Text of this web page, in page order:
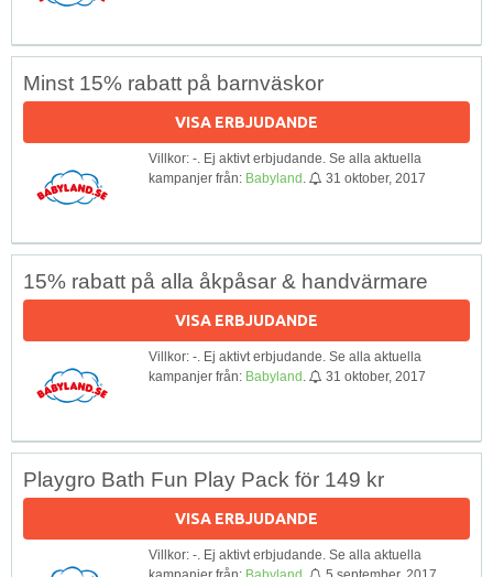
Minst 15% rabatt på barnväskor
VISA ERBJUDANDE
Villkor: -. Ej aktivt erbjudande. Se alla aktuella
kampanjer från: Babyland 31 oktober, 2017
15% rabatt på alla åkpåsar & handvärmare
VISA ERBJUDANDE
Villkor: -. Ej aktivt erbjudande. Se alla aktuella
kampanjer från: Babyland 31 oktober, 2017
Playgro Bath Fun Play Pack för 149 kr
VISA ERBJUDANDE
Villkor: -. Ej aktivt erbjudande. Se alla aktuella